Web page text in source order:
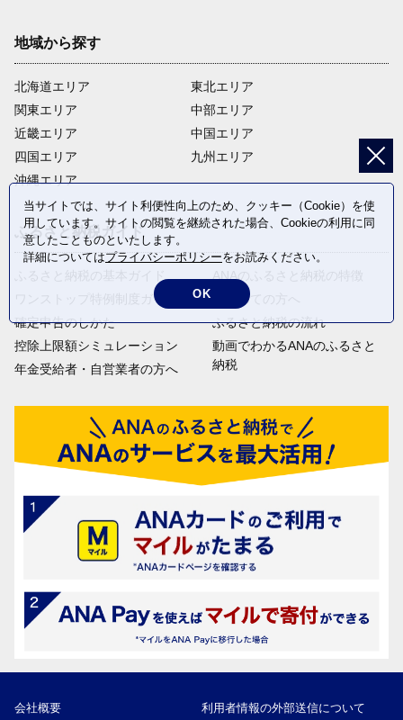
地域から探す
北海道エリア
関東エリア
近畿エリア
四国エリア
沖縄エリア
東北エリア
中部エリア
中国エリア
九州エリア
ふるさと納税ガイド
ふるさと納税の基本ガイド
ワンストップ特例制度ガイド
確定申告のしかた
控除上限額シミュレーション
年金受給者・自営業者の方へ
ANAのふるさと納税の特徴
はじめての方へ
ふるさと納税の流れ
動画でわかるANAのふるさと
納税
会社概要 利用者情報の外部送信について
当サイトでは、サイト利便性向上のため、クッキー（Cookie）を使
用しています。サイトの閲覧を継続された場合、Cookieの利用に同
意したことものといたします。
詳細についてはプライバシーポリシーをお読みください。
OK